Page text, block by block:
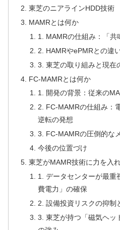
東芝のニアラインHDD技術
MAMRとは何か
1. MAMRの仕組み：「共
2. HAMRやePMRとの違
3. 東芝の取り組みと現在
FC-MAMRとは何か
1. 開発の背景：従来の
2. FC-MAMRの仕組み：
逆転の発想
3. FC-MAMRの圧倒的な
今後の位置づけ
東芝がMAMR技術に力を入
1. データセンターが最重
費電力」の確保
2. 設備投資リスクの抑制
3. 東芝が持つ「磁気ヘッ